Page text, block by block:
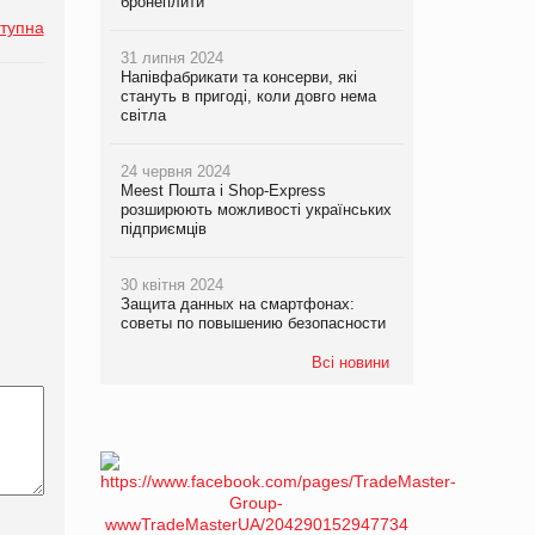
31 липня 2024
Напівфабрикати та консерви, які
стануть в пригоді, коли довго нема
світла
24 червня 2024
Meest Пошта і Shop-Express
розширюють можливості українських
підприємців
30 квітня 2024
Защита данных на смартфонах:
советы по повышению безопасности
Всі новини